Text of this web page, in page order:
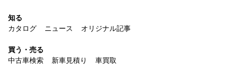
知る
カタログ
ニュース オリジナル記事
買う・売る
中古車検索
新車見積り 車買取